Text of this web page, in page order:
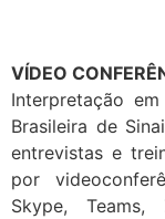
VÍDEO
Interpretação
Brasileira de
entrevistas e
por
Skype,